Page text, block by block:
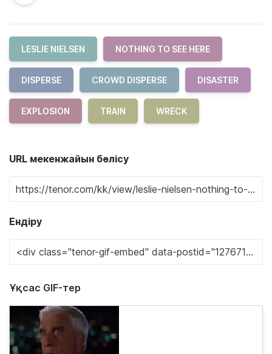
LESLIE NIELSEN NOTHING TO SEE HERE
DISPERSE CROWD DISPERSE DISASTER
EXPLOSION TRAIN WRECK
URL мекенжайын бөлісу
Ендіру
Ұқсас GIF-тер